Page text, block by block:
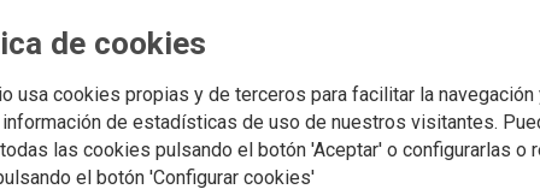
de cookies
usa cookies propias y de terceros para facilitar la navegación
de estadísticas de uso de nuestros visitantes.
las cookies pulsando el botón 'Aceptar' o configurarlas o
el botón 'Configurar cookies'
Convenios
Congresos
Center Digi Vodafone MasOrange Retevision Telyco Prejubilados
Fondos sociales